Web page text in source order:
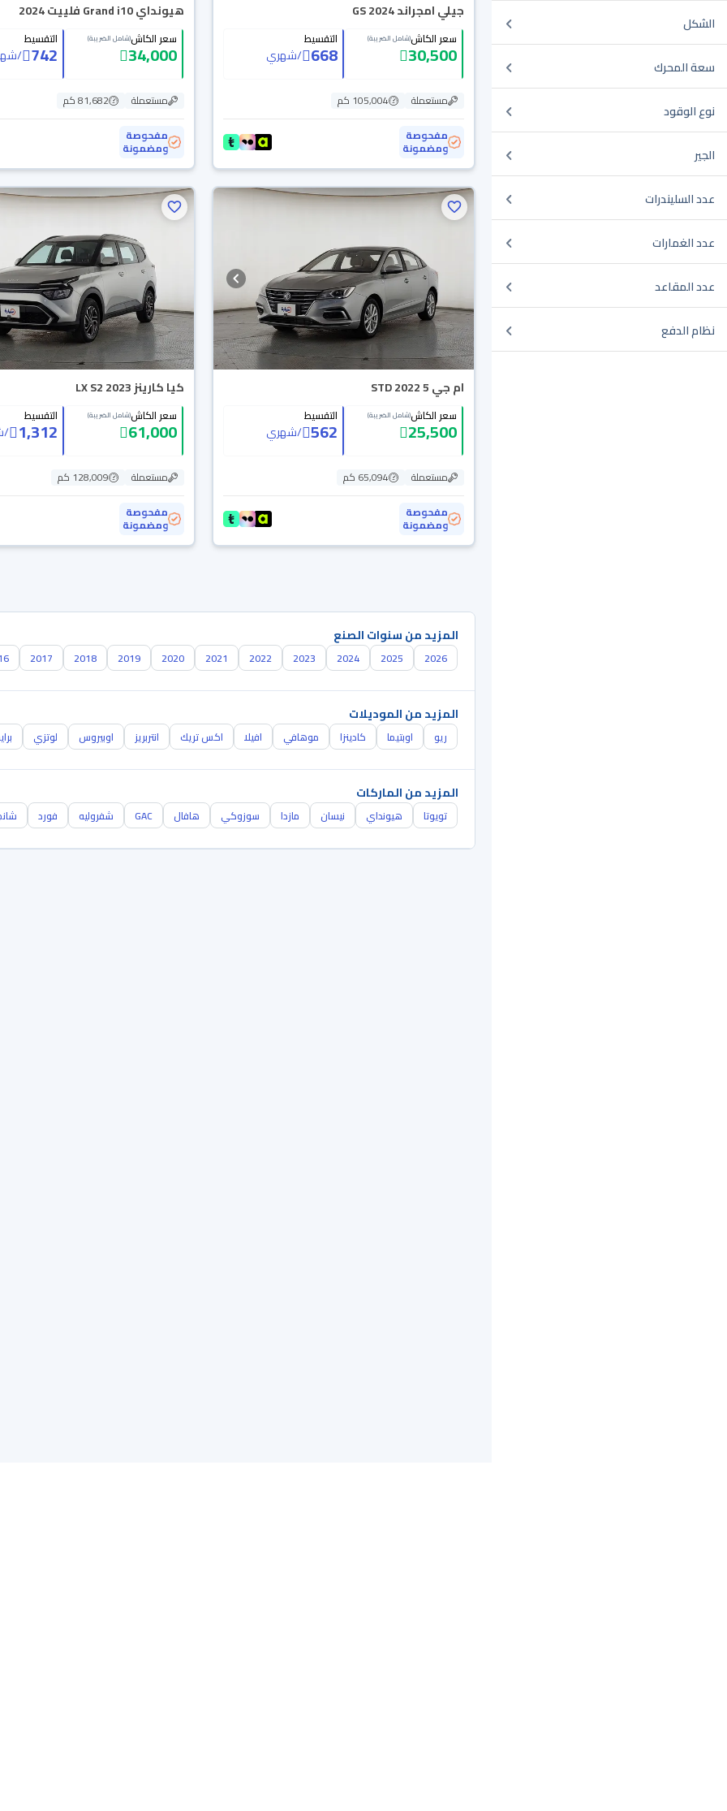
الشكل
سعة المحرك
نوع الوقود
الجير
عدد السليندرات
عدد الغمارات
عدد المقاعد
نظام الدفع
جيلي امجراند GS 2024
سعر الكاش(شامل الضريبة)
30,500
التقسيط
668
/شهري
مستعملة
105,004 كم
مفحوصة
ومضمونة
هيونداي Grand i10 فلييت 2024
سعر الكاش(شامل الضريبة)
34,000
التقسيط
742
/
مستعملة
81,682 كم
مفحوصة
ومضمونة
ام جي 5 STD 2022
سعر الكاش(شامل الضريبة)
25,500
التقسيط
562
/شهري
مستعملة
65,094 كم
مفحوصة
ومضمونة
كيا كارينز LX S2 2023
سعر الكاش(شامل الضريبة)
61,000
التقسيط
1,312
/
مستعملة
128,009 كم
مفحوصة
ومضمونة
المزيد من سنوات الصنع
2026
2025
2024
2023
2022
2021
2020
2019
2018
2017
المزيد من الموديلات
ريو اوبتيما كادينزا موهافي افيلا اكس تريك انتربريز اوبيروس لوتزي
المزيد من الماركات
تويوتا هيونداي نيسان مازدا سوزوكي هافال GAC شفروليه فورد